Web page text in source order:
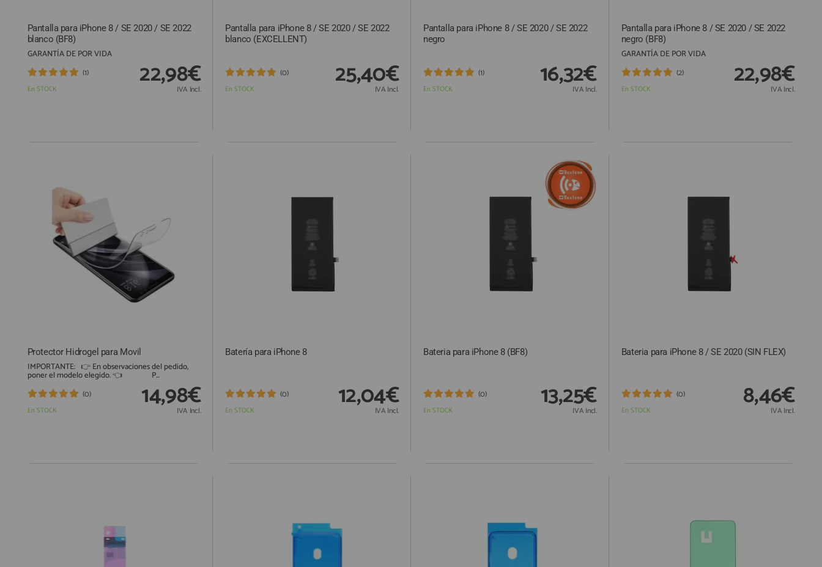
Pantalla para iPhone 8 / SE 2020 / SE 2022
blanco (BF8)
GARANTÍA DE POR VIDA
En STOCK
(1) 22,98€
IVA Incl.
Pantalla para iPhone 8 / SE 2020 / SE 2022
blanco (EXCELLENT)
En STOCK
(0) 25,40€
IVA Incl.
Pantalla para iPhone 8 / SE 2020 / SE 2022
negro
En STOCK
(1) 16,32€
IVA Incl.
Pantalla para iPhone 8 / SE 2020 / SE 2022
negro (BF8)
GARANTÍA DE POR VIDA
En STOCK
(2) 22,98€
IVA Incl.
Protector Hidrogel para Movil
IMPORTANTE: 👉 En observaciones del pedido,
poner el modelo elegido. 👈 P...
En STOCK
(0) 14,98€
IVA Incl.
Batería para iPhone 8
En STOCK
(0) 12,04€
IVA Incl.
Bateria para iPhone 8 (BF8)
En STOCK
(0) 13,25€
IVA Incl.
Bateria para iPhone 8 / SE 2020 (SIN FLEX)
En STOCK
(0) 8,46€
IVA Incl.